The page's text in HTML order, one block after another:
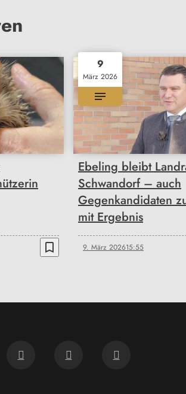
bookmark_border
9
März 2026
Ebeling bleibt
Schwandorf – auch
Gegenkandidaten
mit Ergebnis
9. März 202615:55